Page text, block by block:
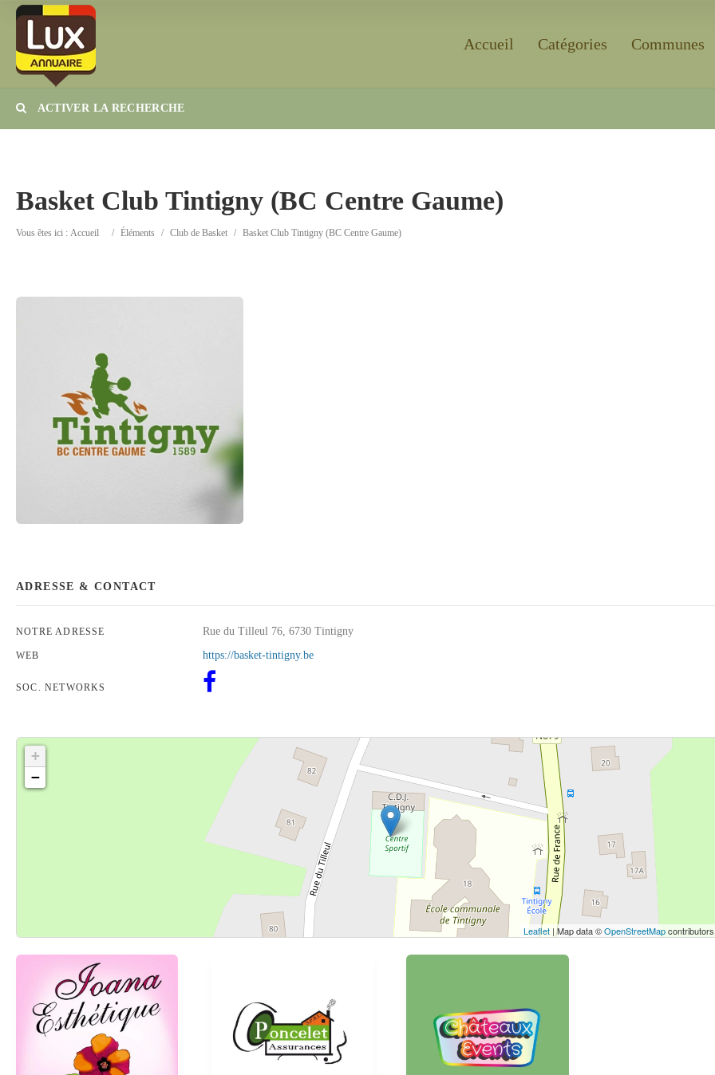
Accueil Catégories Communes
ACTIVER LA RECHERCHE
Catégorie Lieu Rechercher
Basket Club Tintigny (BC Centre Gaume)
Vous êtes ici : Accueil / Éléments / Club de Basket / Basket Club Tintigny (BC Centre Gaume)
ADRESSE & CONTACT
NOTRE ADRESSE Rue du Tilleul 76, 6730 Tintigny
WEB https://basket-tintigny.be
SOC. NETWORKS
Cliquez sur le bouton pour afficher la carte.
Voir la carte
+
−
Leaflet| Map data ©OpenStreetMapcontributors,